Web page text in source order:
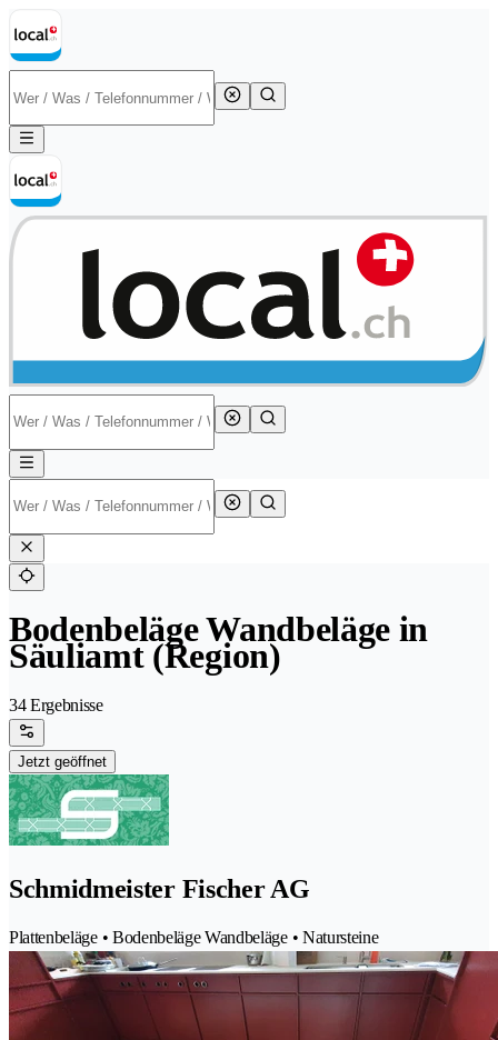
Bodenbeläge Wandbeläge in
Säuliamt (Region)
34 Ergebnisse
Jetzt geöffnet
Schmidmeister Fischer AG
Plattenbeläge • Bodenbeläge Wandbeläge • Natursteine